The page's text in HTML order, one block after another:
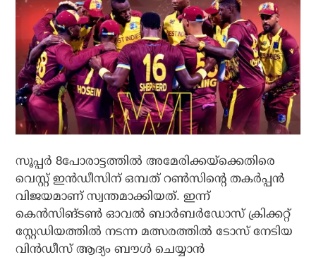
സൂപ്പര്‍ 8പോരാട്ടത്തില്‍ അമേരിക്കയ്‌ക്കെതിരെ
വെസ്റ്റ് ഇന്‍ഡീസിന് ഒമ്പത് റണ്‍സിന്റെ തകര്‍പ്പന്‍
വിജയമാണ് സ്വന്തമാക്കിയത്. ഇന്ന്
കെന്‍സിങ്ടണ്‍ ഓവല്‍ ബാര്‍ബര്‍ഡോസ് ക്രിക്കറ്റ്
സ്റ്റേഡിയത്തില്‍ നടന്ന മത്സരത്തില്‍ ടോസ് നേടിയ
വിന്‍ഡീസ് ആദ്യം ബൗള്‍ ചെയ്യാന്‍